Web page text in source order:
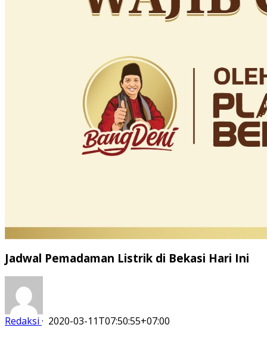
Jadwal Pemadaman Listrik di Bekasi Hari Ini
Redaksi · 2020-03-11T07:50:55+07:00